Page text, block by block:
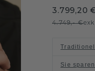
3.799,20
4.749,- €
Sie sparen